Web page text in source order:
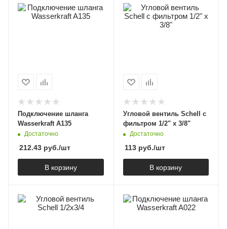
Подключение шланга
Wasserkraft A135
Достаточно
212.43 руб./шт
В корзину
Угловой вентиль Schell с
фильтром 1/2" x 3/8"
Достаточно
113руб./шт
В корзину